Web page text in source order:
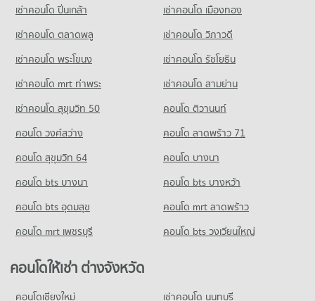
เช่าคอนโด ปิ่นเกล้า
เช่าคอนโด เมืองทอง
เช่าคอนโด ตลาดพลู
เช่าคอนโด วิภาวดี
เช่าคอนโด พระโขนง
เช่าคอนโด รัชโยธิน
เช่าคอนโด mrt ท่าพระ
เช่าคอนโด สามย่าน
เช่าคอนโด สุขุมวิท 50
คอนโด ติวานนท์
คอนโด วงศ์สว่าง
คอนโด ลาดพร้าว 71
คอนโด สุขุมวิท 64
คอนโด บางนา
คอนโด bts บางนา
คอนโด bts บางหว้า
คอนโด bts อุดมสุข
คอนโด mrt ลาดพร้าว
คอนโด mrt เพชรบุรี
คอนโด bts วงเวียนใหญ่
คอนโดให้เช่า ต่างจังหวัด
คอนโดเชียงใหม่
เช่าคอนโด นนทบุรี